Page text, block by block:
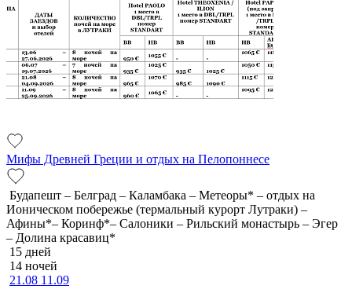
Мифы Древней Греции и отдых на Пелопоннесе
Будапешт – Белград – Каламбака – Метеоры* – отдых на
Ионическом побережье (термальный курорт Лутраки) –
Афины*– Коринф*– Салоники – Рильский монастырь – Эгер
– Долина красавиц*
15 дней
14 ночей
21.08 11.09